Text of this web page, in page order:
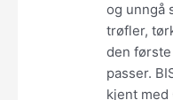
og unngå
trøfler,
den
passer.
kjent med